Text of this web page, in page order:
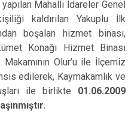
Esenyurt
Sancaktepe
Sultangazi
yapılan Mahalli İdareler Genel
kaldırılan Yakuplu İlk
boşalan hizmet binası,
Konağı Hizmet Binası
Olur’u ile İlçemiz
edilerek, Kaymakamlık ve
ile birlikte 01.06.2009